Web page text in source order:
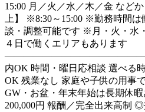
15:00 月／火／水／木／金 など
上】 ※8:30～15:00 ※勤務時間
談・調整可能です ※月・火・水
４日で働くエリアもあります
―――――――――――――――― 1
内OK 時間・曜日応相談 選べる
OK 残業なし 家庭や子供の用事
GW・お盆・年末年始は長期休暇
200,000円 報酬／完全出来高制